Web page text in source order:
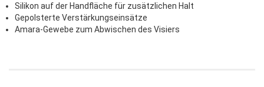
Silikon auf der Handfläche für zusätzlichen Halt
Gepolsterte Verstärkungseinsätze
Amara-Gewebe zum Abwischen des Visiers